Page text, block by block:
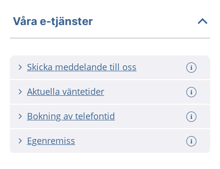
Våra e-tjänster
Skicka meddelande till oss
Aktuella väntetider
Bokning av telefontid
Egenremiss